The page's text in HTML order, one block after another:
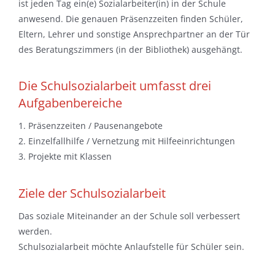
ist jeden Tag ein(e) Sozialarbeiter(in) in der Schule
anwesend. Die genauen Präsenzzeiten finden Schüler,
Eltern, Lehrer und sonstige Ansprechpartner an der Tür
des Beratungszimmers (in der Bibliothek) ausgehängt.
Die Schulsozialarbeit umfasst drei
Aufgabenbereiche
1. Präsenzzeiten / Pausenangebote
2. Einzelfallhilfe / Vernetzung mit Hilfeeinrichtungen
3. Projekte mit Klassen
Ziele der Schulsozialarbeit
Das soziale Miteinander an der Schule soll verbessert
werden.
Schulsozialarbeit möchte Anlaufstelle für Schüler sein.